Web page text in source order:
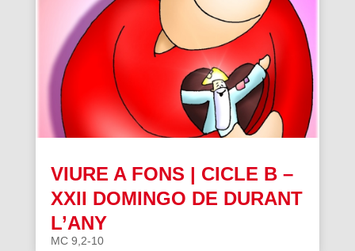
VIURE A FONS | CICLE B –
XXII DOMINGO DE DURANT
L’ANY
MC 9,2-10